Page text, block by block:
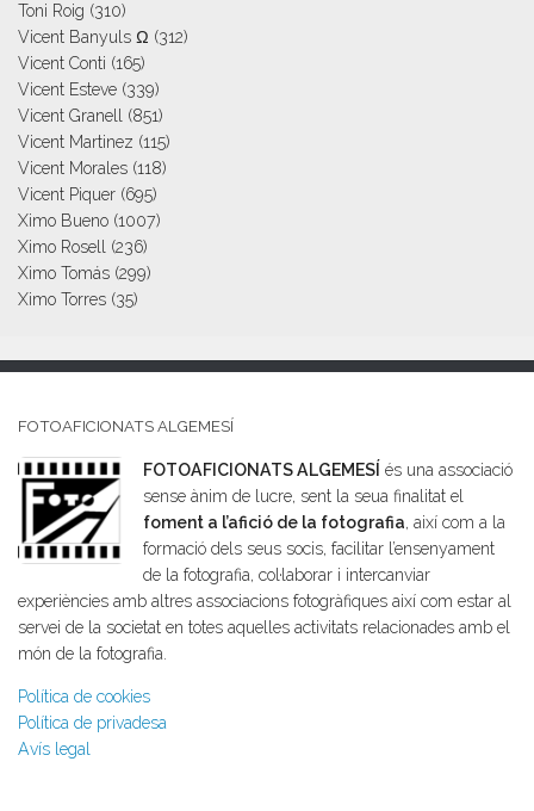
Toni Roig (310)
Vicent Banyuls Ω (312)
Vicent Conti (165)
Vicent Esteve (339)
Vicent Granell
(851)
Vicent Martinez (115)
Vicent Morales (118)
Vicent Piquer (695)
Ximo Bueno (1007)
Ximo Rosell
(236)
Ximo Tomás (299)
Ximo Torres (35)
FOTOAFICIONATS ALGEMESÍ
FOTOAFICIONATS ALGEMESÍ és una associació
sense ànim de lucre, sent la seua finalitat el
foment a l’afició de la fotografia, així com a la
formació dels seus socis, facilitar l’ensenyament
de la fotografia, col·laborar i intercanviar
experiències amb altres associacions fotogràfiques així com estar al
servei de la societat en totes aquelles activitats relacionades amb el
món de la fotografia.
Política de cookies
Política de privadesa
Avís legal